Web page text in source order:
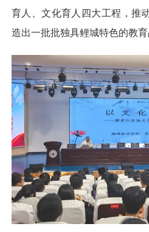
育人、文化育人四大工程，推
造出一批批独具鲤城特色的教育